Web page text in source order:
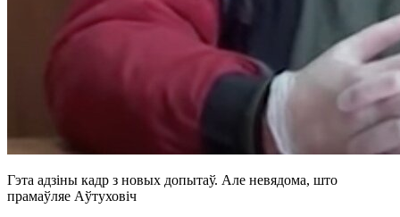
Гэта адзіны кадр з новых допытаў. Але невядома, што
прамаўляе Аўтуховіч